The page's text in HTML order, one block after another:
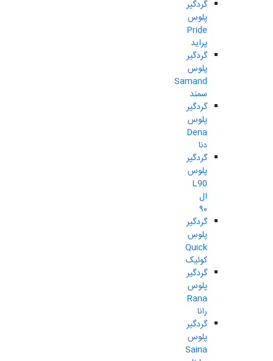
گردگیر
پلوس
Pride
پراید
گردگیر
پلوس
Samand
سمند
گردگیر
پلوس
Dena
دنا
گردگیر
پلوس
L90
ال
۹۰
گردگیر
پلوس
Quick
کوئیک
گردگیر
پلوس
Rana
رانا
گردگیر
پلوس
Saina